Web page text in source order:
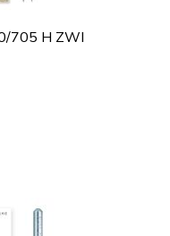
705 H ZWI